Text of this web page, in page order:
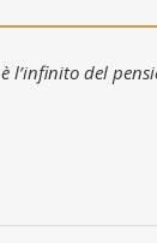
l’infinito del